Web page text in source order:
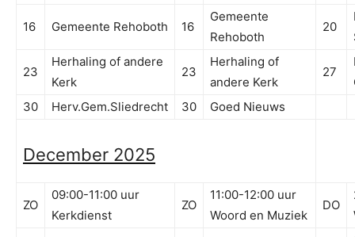
16 Gemeente Rehoboth 16
Gemeente
Rehoboth
20
23
Herhaling of andere
Kerk
23
Herhaling of
andere Kerk
27
30
Herv.Gem.Sliedrecht 30 Goed Nieuws
December 2025
ZO
09:00-11:00 uur
Kerkdienst
ZO
11:00-12:00 uur
Woord en Muziek
DO